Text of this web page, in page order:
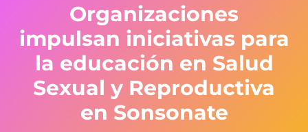
Organizaciones
impulsan iniciativas para
la educación en Salud
Sexual y Reproductiva
en Sonsonate